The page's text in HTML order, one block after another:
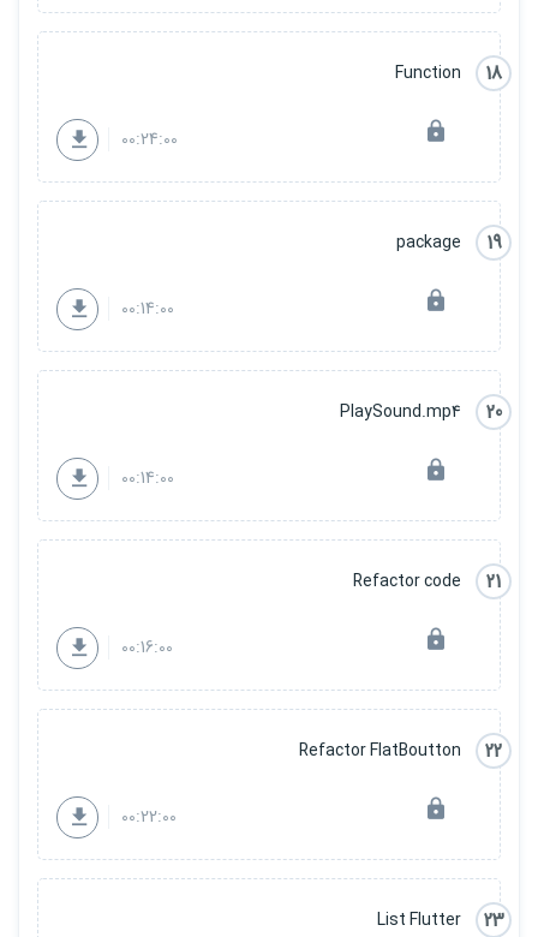
18
Function
00:24:00
19
package
00:14:00
20
PlaySound.mp4
00:14:00
21
Refactor code
00:16:00
22
Refactor FlatBoutton
00:22:00
23
List Flutter